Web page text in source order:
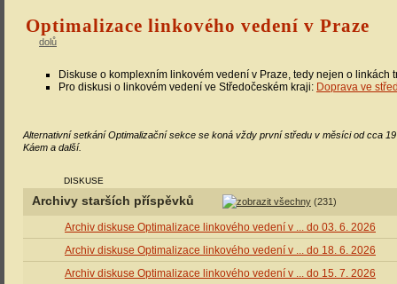
Optimalizace linkového vedení v Praze
dolů
Diskuse o komplexním linkovém vedení v Praze, tedy nejen o linkách
Pro diskusi o linkovém vedení ve Středočeském kraji: Doprava ve
Alternativní setkání Optimalizační sekce se koná vždy první středu v měsíci od cca
Káem a další.
DISKUSE
Archivy starších příspěvků (231)
Archiv diskuse Optimalizace linkového vedení v ... do 03. 6. 2026
Archiv diskuse Optimalizace linkového vedení v ... do 18. 6. 2026
Archiv diskuse Optimalizace linkového vedení v ... do 15. 7. 2026